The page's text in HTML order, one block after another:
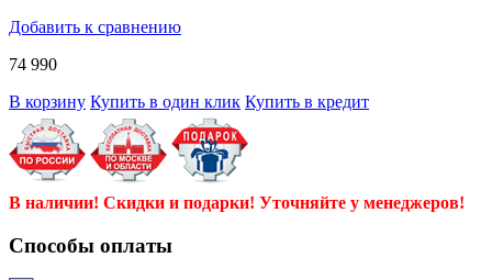
Добавить к сравнению
74 990
В корзину Купить в один клик Купить в кредит
В наличии! Скидки и подарки! Уточняйте у менеджеров!
Способы оплаты